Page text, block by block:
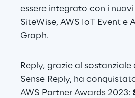
essere integrato con i nuovi
SiteWise, AWS IoT Event e
Graph.
Reply, grazie al
Sense Reply, ha
AWS Partner Awards 2023: